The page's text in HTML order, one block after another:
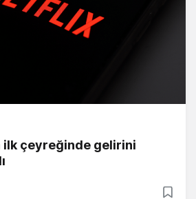
ilk çeyreğinde gelirini